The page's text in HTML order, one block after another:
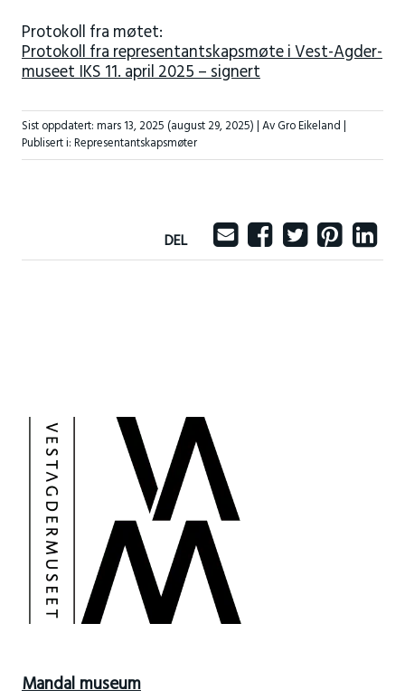
Protokoll fra møtet:
Protokoll fra representantskapsmøte i Vest-Agder-
museet IKS 11. april 2025 – signert
Sist oppdatert:mars 13, 2025 (august 29, 2025)| Av Gro Eikeland |
Publisert i:Representantskapsmøter
DEL
Mandal museum